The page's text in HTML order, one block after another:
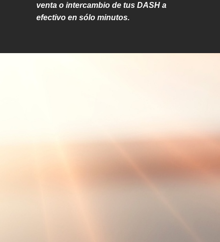
venta o intercambio de tus DASH a
efectivo en sólo minutos.